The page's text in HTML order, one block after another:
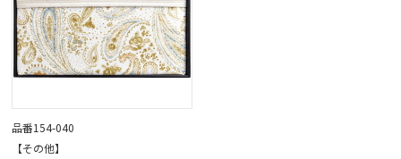
品番154-040
【その他】